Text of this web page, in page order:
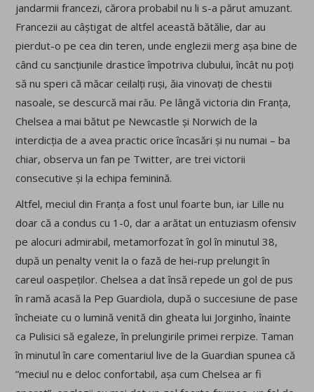
jandarmii francezi, cărora probabil nu li s-a părut amuzant.
Francezii au câștigat de altfel această bătălie, dar au
pierdut-o pe cea din teren, unde englezii merg așa bine de
când cu sancțiunile drastice împotriva clubului, încât nu poți
să nu speri că măcar ceilalți ruși, ăia vinovați de chestii
nasoale, se descurcă mai rău. Pe lângă victoria din Franța,
Chelsea a mai bătut pe Newcastle și Norwich de la
interdicția de a avea practic orice încasări și nu numai – ba
chiar, observa un fan pe Twitter, are trei victorii
consecutive și la echipa feminină.
Altfel, meciul din Franța a fost unul foarte bun, iar Lille nu
doar că a condus cu 1-0, dar a arătat un entuziasm ofensiv
pe alocuri admirabil, metamorfozat în gol în minutul 38,
după un penalty venit la o fază de hei-rup prelungit în
careul oaspeților. Chelsea a dat însă repede un gol de pus
în ramă acasă la Pep Guardiola, după o succesiune de pase
încheiate cu o lumină venită din gheata lui Jorginho, înainte
ca Pulisici să egaleze, în prelungirile primei rerpize. Taman
în minutul în care comentariul live de la Guardian spunea că
”meciul nu e deloc confortabil, așa cum Chelsea ar fi